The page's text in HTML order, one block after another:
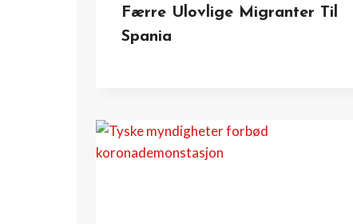
Færre Ulovlige Migranter Til
Spania